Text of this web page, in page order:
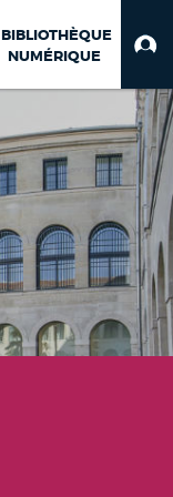
BIBLIOTHÈQUE
NUMÉRIQUE